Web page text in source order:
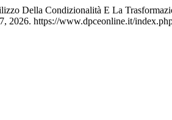
Della Condizionalità E La
2026. https://www.dpceonline.it/